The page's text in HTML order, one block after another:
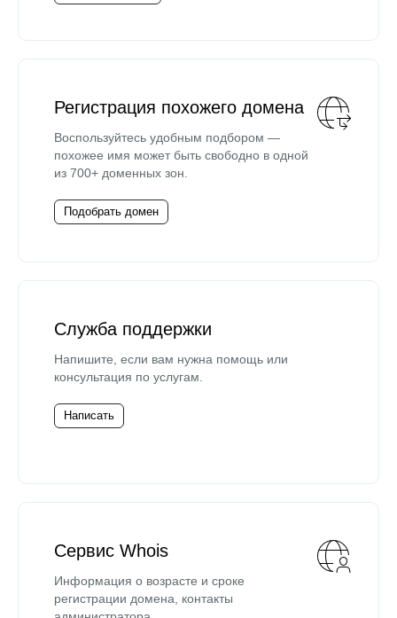
Регистрация похожего домена
Воспользуйтесь удобным подбором —
похожее имя может быть свободно в одной
из 700+ доменных зон.
Подобрать домен
Служба поддержки
Напишите, если вам нужна помощь или
консультация по услугам.
Написать
Сервис Whois
Информация о возрасте и сроке
регистрации домена, контакты